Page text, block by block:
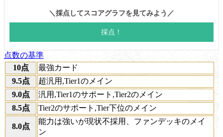
点数の基準
10点
最強カード
9.5点
超汎用,Tier1のメイン
9.0点
汎用,Tier1のサポート,Tier2のメイン
8.5点
Tier2のサポート,Tier下位のメイン
8.0点
能力は強いが現状不採用、ファンデッキのメイ
ン